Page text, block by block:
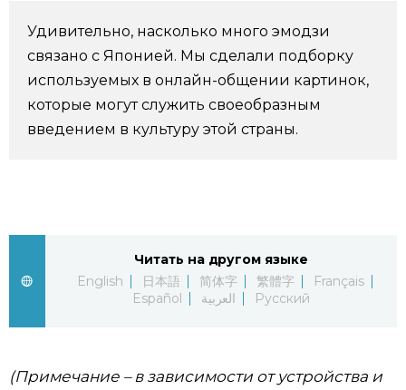
Политика
Культура
Жизнь
Технологии
Японский калейдоскоп
official SNS
Удивительно, насколько много эмодзи
связано с Японией. Мы сделали подборку
используемых в онлайн-общении картинок,
которые могут служить своеобразным
введением в культуру этой страны.
Читать на другом языке
English
日本語 简体字 繁體字
Français
Español
العربية Русский
(Примечание – в зависимости от устройства и